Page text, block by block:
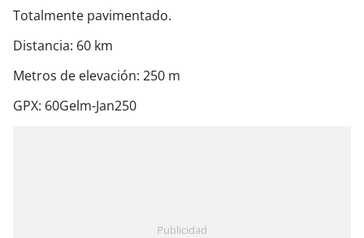
Totalmente pavimentado.
Distancia: 60 km
Metros de elevación: 250 m
GPX: 60Gelm-Jan250
Publicidad